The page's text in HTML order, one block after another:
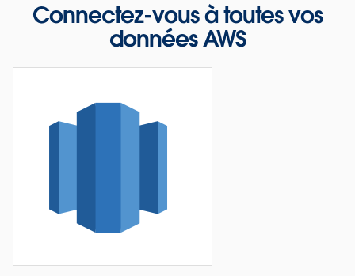
Connectez-vous à toutes vos
données AWS